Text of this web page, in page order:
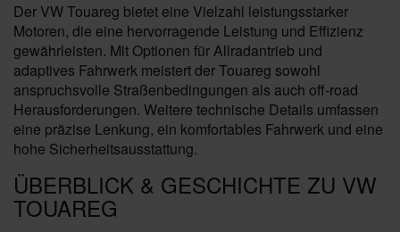
Der VW Touareg bietet eine Vielzahl leistungsstarker
Motoren, die eine hervorragende Leistung und Effizienz
gewährleisten. Mit Optionen für Allradantrieb und
adaptives Fahrwerk meistert der Touareg sowohl
anspruchsvolle Straßenbedingungen als auch off-road
Herausforderungen. Weitere technische Details umfassen
eine präzise Lenkung, ein komfortables Fahrwerk und eine
hohe Sicherheitsausstattung.
ÜBERBLICK & GESCHICHTE ZU VW
TOUAREG